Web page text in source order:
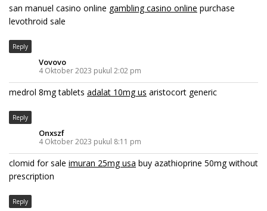
san manuel casino online gambling casino online purchase
levothroid sale
Reply
Vovovo
4 Oktober 2023 pukul 2:02 pm
medrol 8mg tablets adalat 10mg us aristocort generic
Reply
Onxszf
4 Oktober 2023 pukul 8:11 pm
clomid for sale imuran 25mg usa buy azathioprine 50mg without
prescription
Reply